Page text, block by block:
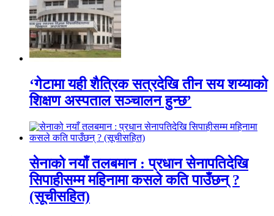
‘गेटामा यही शैत्रिक सत्रदेखि तीन सय शय्याको
शिक्षण अस्पताल सञ्चालन हुन्छ’
सेनाको नयाँ तलबमान : प्रधान सेनापतिदेखि
सिपाहीसम्म महिनामा कसले कति पाउँछन् ?
(सूचीसहित)